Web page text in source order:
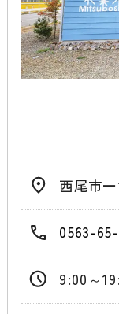
西尾市
0563-
9:00～